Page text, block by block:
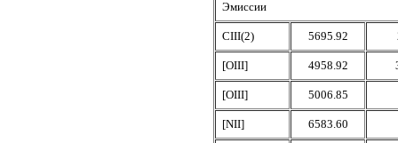
Эмиссии
CIII(2) 5695.92
[OIII] 4958.92
[OIII] 5006.85
[NII] 6583.60